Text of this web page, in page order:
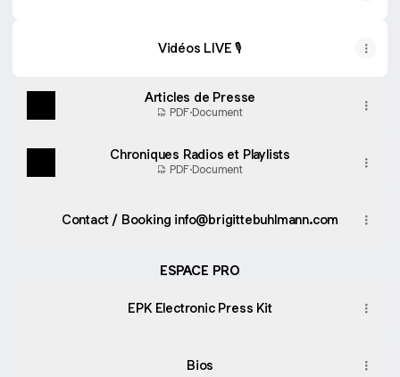
Vidéos LIVE 🎙️
Articles de Presse
PDF·Document
Chroniques Radios et Playlists
PDF·Document
Contact / Booking info@brigittebuhlmann.com
ESPACE PRO
EPK Electronic Press Kit
Bios